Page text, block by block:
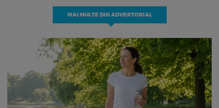
MAI MULTE DIN ADVERTORIAL